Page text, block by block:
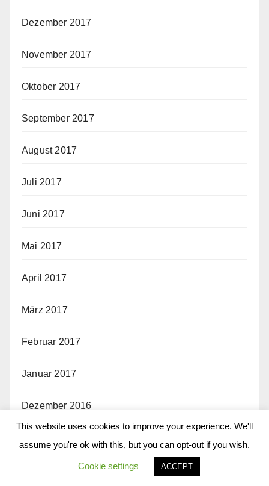
Dezember 2017
November 2017
Oktober 2017
September 2017
August 2017
Juli 2017
Juni 2017
Mai 2017
April 2017
März 2017
Februar 2017
Januar 2017
Dezember 2016
Oktober 2016
This website uses cookies to improve your experience. We'll
assume you're ok with this, but you can opt-out if you wish.
Cookie settings ACCEPT